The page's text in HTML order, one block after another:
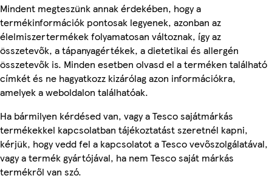
Mindent megteszünk annak érdekében, hogy a
termékinformációk pontosak legyenek, azonban az
élelmiszertermékek folyamatosan változnak, így az
összetevők, a tápanyagértékek, a dietetikai és allergén
összetevők is. Minden esetben olvasd el a terméken található
címkét és ne hagyatkozz kizárólag azon információkra,
amelyek a weboldalon találhatóak.
Ha bármilyen kérdésed van, vagy a Tesco sajátmárkás
termékekkel kapcsolatban tájékoztatást szeretnél kapni,
kérjük, hogy vedd fel a kapcsolatot a Tesco vevőszolgálatával,
vagy a termék gyártójával, ha nem Tesco saját márkás
termékről van szó.